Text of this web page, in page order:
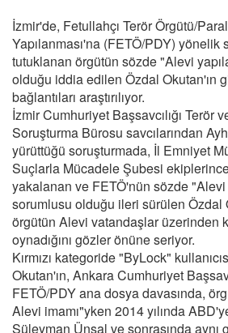
İzmir'de, Fetullahçı Terör Örgütü/
Yapılanması'na (FETÖ/PDY) yönelik
tutuklanan örgütün sözde "Alevi
olduğu iddia edilen Özdal Okutan'ın
bağlantıları araştırılıyor.
İzmir Cumhuriyet Başsavcılığı Terör
Soruşturma Bürosu savcılarından
yürüttüğü soruşturmada, İl Emniyet
Suçlarla Mücadele Şubesi
yakalanan ve FETÖ'nün sözde "Alevi
sorumlusu olduğu ileri sürülen Özdal
örgütün Alevi vatandaşlar üzerinden
oynadığını gözler önüne seriyor.
Kırmızı kategoride "ByLock"
Okutan'ın, Ankara Cumhuriyet
FETÖ/PDY ana dosya davasında,
Alevi imamı"yken 2014 yılında
Süleyman Ünsal ve sonrasında aynı